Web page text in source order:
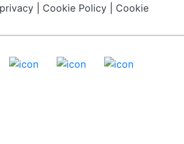
Cookie Policy
Cookie